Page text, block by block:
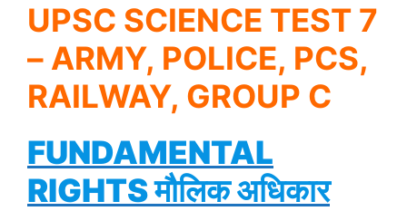
UPSC SCIENCE TEST 7
– ARMY, POLICE, PCS,
RAILWAY, GROUP C
FUNDAMENTAL
RIGHTS मौलिक अधिकार